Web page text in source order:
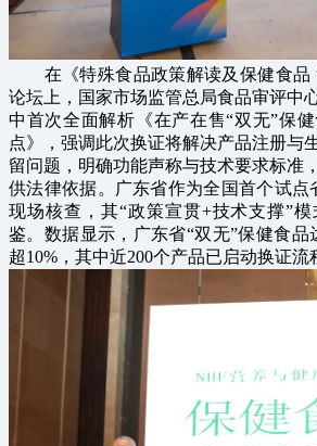
在《特殊食品政策解读及保健食品
论坛上，国家市场监管总局食品审评中
中首次全面解析《在产在售“双无”保
点》，强调此次换证将解决产品注册与
留问题，明确功能声称与技术要求标准
供法律依据。广东省作为全国首个试点
现场核查，其“政策宣贯+技术支撑”
鉴。数据显示，广东省“双无”保健食品
超10%，其中近200个产品已启动换证流